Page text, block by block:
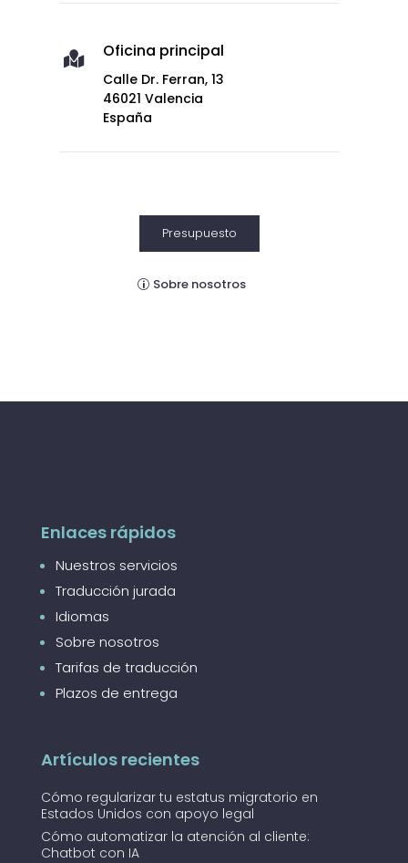
 Oficina principal
Calle Dr. Ferran, 13
46021 Valencia
España
Presupuesto
Sobre nosotros
Enlaces rápidos
Nuestros servicios
Traducción jurada
Idiomas
Sobre nosotros
Tarifas de traducción
Plazos de entrega
Artículos recientes
Cómo regularizar tu estatus migratorio en
Estados Unidos con apoyo legal
Cómo automatizar la atención al cliente:
Chatbot con IA